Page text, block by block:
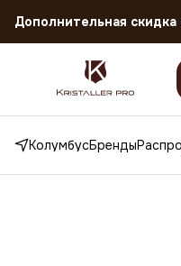
Дополнительная скидка
Скидка 45% на все
КолумбусБренды